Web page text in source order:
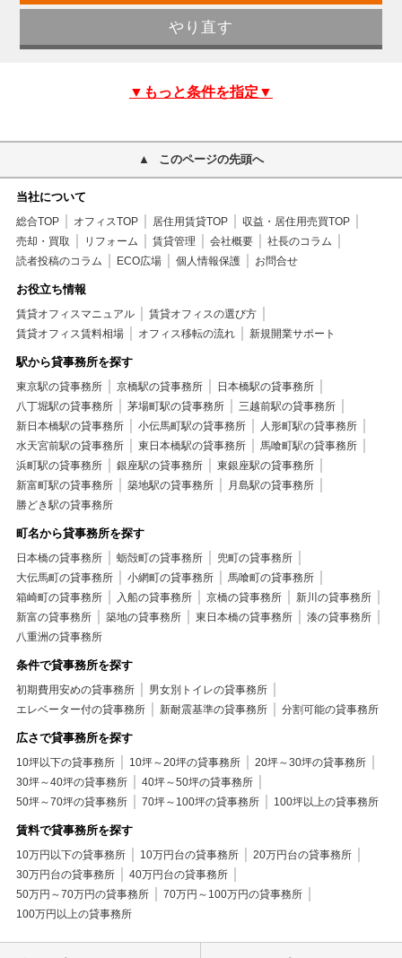
▼もっと条件を指定▼
このページの先頭へ
当社について
総合TOP オフィスTOP 居住用賃貸TOP
収益・居住用売買TOP
売却・買取
リフォーム 賃貸管理 会社概要
社長のコラム
読者投稿のコラム
ECO広場 個人情報保護 お問合せ
お役立ち情報
賃貸オフィスマニュアル
賃貸オフィスの選び方
賃貸オフィス賃料相場
オフィス移転の流れ 新規開業サポート
駅から貸事務所を探す
東京駅の貸事務所 京橋駅の貸事務所
日本橋駅の貸事務所
八丁堀駅の貸事務所
茅場町駅の貸事務所
三越前駅の貸事務所
新日本橋駅の貸事務所
小伝馬町駅の貸事務所
人形町駅の貸事務所
水天宮前駅の貸事務所
東日本橋駅の貸事務所
馬喰町駅の貸事務所
浜町駅の貸事務所
銀座駅の貸事務所
東銀座駅の貸事務所
新富町駅の貸事務所
築地駅の貸事務所
月島駅の貸事務所
勝どき駅の貸事務所
町名から貸事務所を探す
日本橋の貸事務所 蛎殻町の貸事務所
兜町の貸事務所
大伝馬町の貸事務所
小網町の貸事務所
馬喰町の貸事務所
箱崎町の貸事務所
入船の貸事務所 京橋の貸事務所
新川の貸事務所
新富の貸事務所
築地の貸事務所 東日本橋の貸事務所
湊の貸事務所
八重洲の貸事務所
条件で貸事務所を探す
初期費用安めの貸事務所
男女別トイレの貸事務所
エレベーター付の貸事務所
新耐震基準の貸事務所 分割可能の貸事務所
広さで貸事務所を探す
10坪以下の貸事務所 10坪～20坪の貸事務所
20坪～30坪の貸事務所
30坪～40坪の貸事務所
40坪～50坪の貸事務所
50坪～70坪の貸事務所
70坪～100坪の貸事務所 100坪以上の貸事務所
賃料で貸事務所を探す
10万円以下の貸事務所 10万円台の貸事務所
20万円台の貸事務所
30万円台の貸事務所
40万円台の貸事務所
50万円～70万円の貸事務所
70万円～100万円の貸事務所
100万円以上の貸事務所